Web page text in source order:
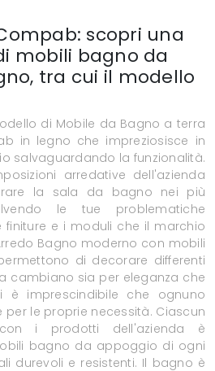
scopri una
mobili bagno da
tra cui il modello
di Mobile da Bagno a terra
in legno che impreziosisce in
salvaguardando la funzionalità.
arredative dell'azienda
la sala da bagno nei più
le tue problematiche
finiture e i moduli che il marchio
Bagno moderno con mobili
di decorare differenti
cambiano sia per eleganza che
è imprescindibile che ognuno
per le proprie necessità. Ciascun
i prodotti dell'azienda è
bagno da appoggio di ogni
durevoli e resistenti. Il bagno è